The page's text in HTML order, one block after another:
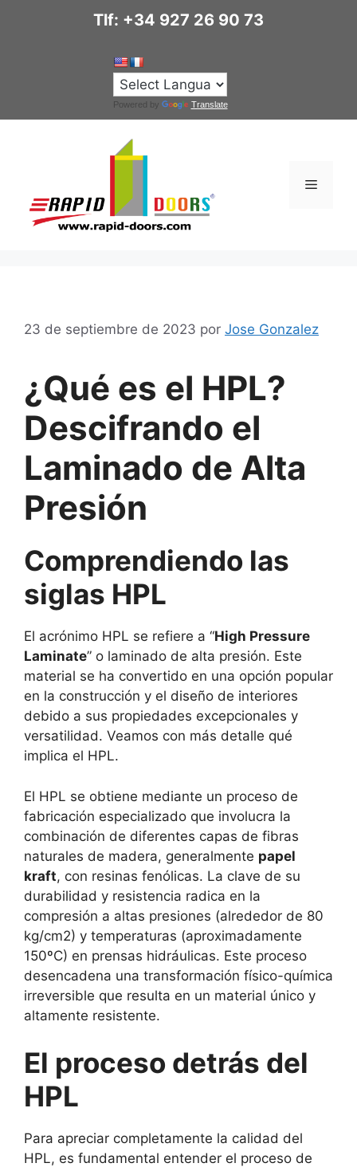
Tlf: +34 927 26 90 73
Powered by Translate
Menú
23 de septiembre de 2023 por Jose Gonzalez
¿Qué es el HPL?
Descifrando el
Laminado de Alta
Presión
Comprendiendo las
siglas HPL
El acrónimo HPL se refiere a “High Pressure
Laminate” o laminado de alta presión. Este
material se ha convertido en una opción popular
en la construcción y el diseño de interiores
debido a sus propiedades excepcionales y
versatilidad. Veamos con más detalle qué
implica el HPL.
El HPL se obtiene mediante un proceso de
fabricación especializado que involucra la
combinación de diferentes capas de fibras
naturales de madera, generalmente papel
kraft, con resinas fenólicas. La clave de su
durabilidad y resistencia radica en la
compresión a altas presiones (alrededor de 80
kg/cm2) y temperaturas (aproximadamente
150ºC) en prensas hidráulicas. Este proceso
desencadena una transformación físico-química
irreversible que resulta en un material único y
altamente resistente.
El proceso detrás del
HPL
Para apreciar completamente la calidad del
HPL, es fundamental entender el proceso de